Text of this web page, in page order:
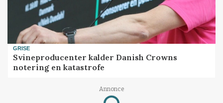
GRISE
Svineproducenter kalder Danish Crowns
notering en katastrofe
Annonce